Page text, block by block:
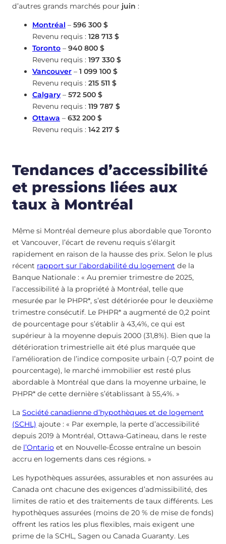
d’autres grands marchés pour juin :
Montréal – 596 300 $
Revenu requis : 128 713 $
Toronto – 940 800 $
Revenu requis : 197 330 $
Vancouver – 1 099 100 $
Revenu requis : 215 511 $
Calgary – 572 500 $
Revenu requis : 119 787 $
Ottawa – 632 200 $
Revenu requis : 142 217 $
Tendances d’accessibilité
et pressions liées aux
taux à Montréal
Même si Montréal demeure plus abordable que Toronto
et Vancouver, l’écart de revenu requis s’élargit
rapidement en raison de la hausse des prix. Selon le plus
récent rapport sur l’abordabilité du logement de la
Banque Nationale : « Au premier trimestre de 2025,
l’accessibilité à la propriété à Montréal, telle que
mesurée par le PHPR*, s’est détériorée pour le deuxième
trimestre consécutif. Le PHPR* a augmenté de 0,2 point
de pourcentage pour s’établir à 43,4%, ce qui est
supérieur à la moyenne depuis 2000 (31,8%). Bien que la
détérioration trimestrielle ait été plus marquée que
l’amélioration de l’indice composite urbain (-0,7 point de
pourcentage), le marché immobilier est resté plus
abordable à Montréal que dans la moyenne urbaine, le
PHPR* de cette dernière s’établissant à 55,4%. »
La Société canadienne d’hypothèques et de logement
(SCHL) ajoute : « Par exemple, la perte d’accessibilité
depuis 2019 à Montréal, Ottawa-Gatineau, dans le reste
de l’Ontario et en Nouvelle-Écosse entraîne un besoin
accru en logements dans ces régions. »
Les hypothèques assurées, assurables et non assurées au
Canada ont chacune des exigences d’admissibilité, des
limites de ratio et des traitements de taux différents. Les
hypothèques assurées (moins de 20 % de mise de fonds)
offrent les ratios les plus flexibles, mais exigent une
prime de la SCHL, Sagen ou Canada Guaranty. Les